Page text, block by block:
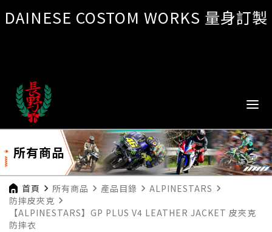
DAINESE COSTOM WORKS 量身訂製
所有商品
首頁 navigate_next 所有商品 navigate_next 產品目錄 navigate_next ALPINESTARS navigate_next
防摔皮夾克 navigate_next
【ALPINESTARS】GP PLUS V4 LEATHER JACKET 皮夾克
防摔衣